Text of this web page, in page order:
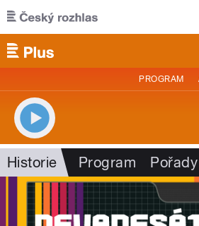
Přejít k hlavnímu obsahu
PROGRAM
Historie Program Pořady